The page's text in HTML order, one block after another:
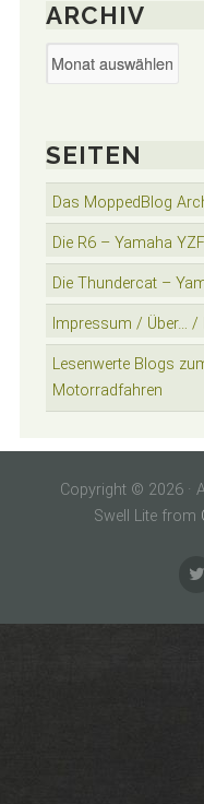
ARCHIV
Archiv
SEITEN
Das MoppedBlog
Die R6 – Yamaha
Die Thundercat –
Impressum / Über… /
Lesenwerte Blogs
Motorradfahren
Copyright © 2026 ·
Swell Lite from